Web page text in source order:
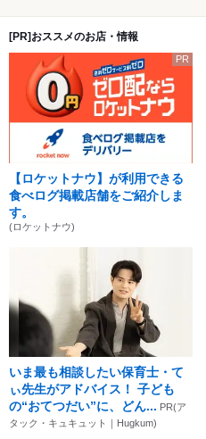
[PR]おススメのお店・情報
PR
【ロケットナウ】が利用できる
食べログ掲載店舗をご紹介しま
す。
(ロケットナウ)
いま最も相談したい保育士・て
ぃ先生がアドバイス！ 子ども
の“おてつだい”に、どん... PR(ア
タック・キュキュット｜Hugkum)